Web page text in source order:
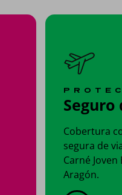
Seguro
Cobertura
segura de
Carné
Aragón.